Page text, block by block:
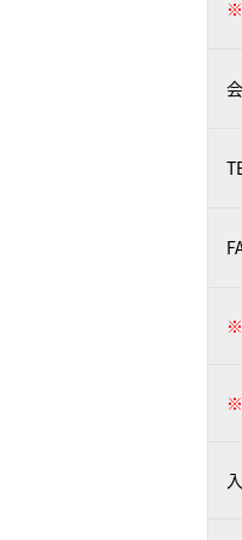
※
※
※